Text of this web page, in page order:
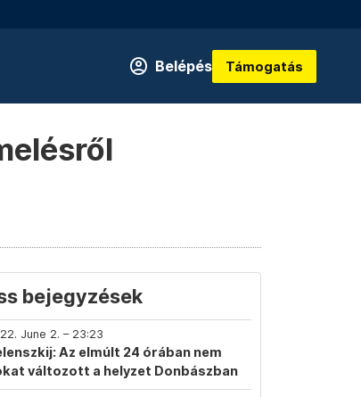
Belépés Támogatás
bejegyzések
June 2. – 23:23
Az elmúlt 24 órában nem
változott a helyzet Donbászban